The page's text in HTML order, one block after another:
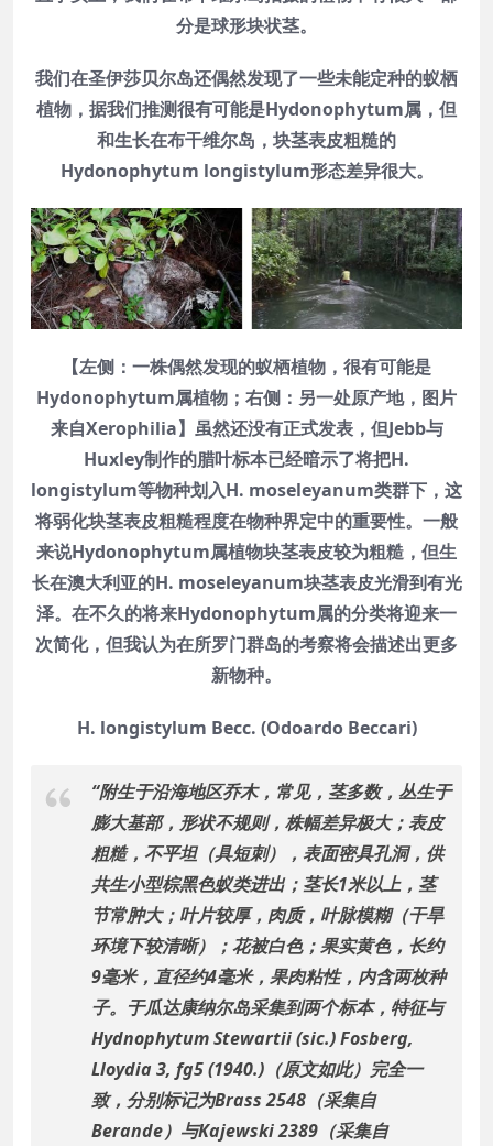
分是球形块状茎。
我们在圣伊莎贝尔岛还偶然发现了一些未能定种的蚁栖
植物，据我们推测很有可能是Hydonophytum属，但
和生长在布干维尔岛，块茎表皮粗糙的
Hydonophytum longistylum形态差异很大。
【左侧：一株偶然发现的蚁栖植物，很有可能是
Hydonophytum属植物；右侧：另一处原产地，图片
来自Xerophilia】 虽然还没有正式发表，但Jebb与
Huxley制作的腊叶标本已经暗示了将把H.
longistylum等物种划入H. moseleyanum类群下，这
将弱化块茎表皮粗糙程度在物种界定中的重要性。一般
来说Hydonophytum属植物块茎表皮较为粗糙，但生
长在澳大利亚的H. moseleyanum块茎表皮光滑到有光
泽。在不久的将来Hydonophytum属的分类将迎来一
次简化，但我认为在所罗门群岛的考察将会描述出更多
新物种。
H. longistylum Becc. (Odoardo Beccari)
“附生于沿海地区乔木，常见，茎多数，丛生于
膨大基部，形状不规则，株幅差异极大；表皮
粗糙，不平坦（具短刺），表面密具孔洞，供
共生小型棕黑色蚁类进出；茎长1米以上，茎
节常肿大；叶片较厚，肉质，叶脉模糊（干旱
环境下较清晰）；花被白色；果实黄色，长约
9毫米，直径约4毫米，果肉粘性，内含两枚种
子。于瓜达康纳尔岛采集到两个标本，特征与
Hydnophytum Stewartii (sic.) Fosberg,
Lloydia 3, fg5 (1940.)（原文如此）完全一
致，分别标记为Brass 2548（采集自
Berande）与Kajewski 2389（采集自